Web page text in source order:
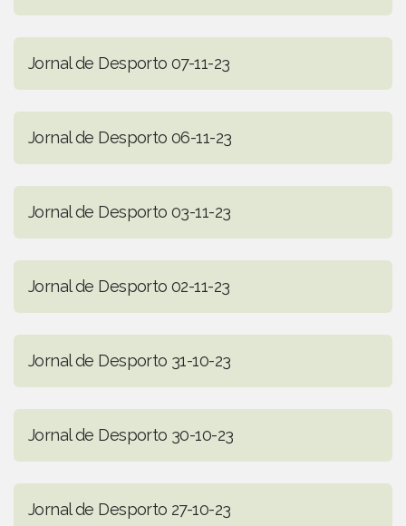
Jornal de Desporto 07-11-23
Jornal de Desporto 06-11-23
Jornal de Desporto 03-11-23
Jornal de Desporto 02-11-23
Jornal de Desporto 31-10-23
Jornal de Desporto 30-10-23
Jornal de Desporto 27-10-23